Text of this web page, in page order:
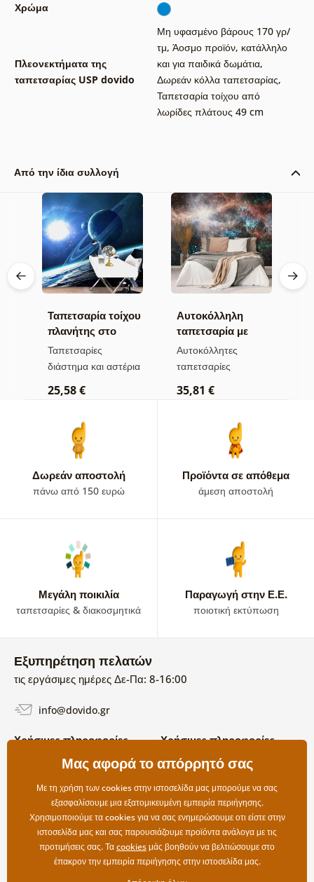
Χρώμα
Πλεονεκτήματα της
ταπετσαρίας USP dovido
Μη υφασμένο βάρους 170 γρ/
τμ, Άοσμο προϊόν, κατάλληλο
και για παιδικά δωμάτια,
Δωρεάν κόλλα ταπετσαρίας,
Ταπετσαρία τοίχου από
λωρίδες πλάτους 49 cm
Από την ίδια συλλογή
Ταπετσαρία τοίχου
πλανήτης στο
διάστημα
Ταπετσαρίες
διάστημα και αστέρια
25,58 €
Αυτοκόλληλη
ταπετσαρία με
ατελείωτο γαλαξία
Αυτοκόλλητες
ταπετσαρίες
35,81 €
Δωρεάν αποστολή
πάνω από 150 ευρώ
Προϊόντα σε απόθεμα
άμεση αποστολή
Μεγάλη ποικιλία
ταπετσαρίες & διακοσμητικά
Παραγωγή στην Ε.Ε.
ποιοτική εκτύπωση
Εξυπηρέτηση πελατών
τις εργάσιμες ημέρες Δε-Πα: 8-16:00
info@dovido.gr
Χρήσιμες πληροφορίες
Όροι χρήσης και επιστροφών
Επιλογές αποστολής και
πληρωμής
Επιστροφές
Χρήσιμες πληροφορίες
Σχετικά με εμάς
Συχνές Ερωτήσεις
Επικοινωνία
Μας αφορά το απόρρητό σας
Με τη χρήση των cookies στην ιστοσελίδα μας μπορούμε να σας
εξασφαλίσουμε μια εξατομικευμένη εμπειρία περιήγησης.
Χρησιμοποιούμε τα cookies για να σας ενημερώσουμε οτι είστε στην
ιστοσελίδα μας και σας παρουσιάζουμε προϊόντα ανάλογα με τις
προτιμήσεις σας. Ταcookiesμάς βοηθούν να βελτιώσουμε στο
έπακρον την εμπειρία περιήγησης στην ιστοσελίδα μας.